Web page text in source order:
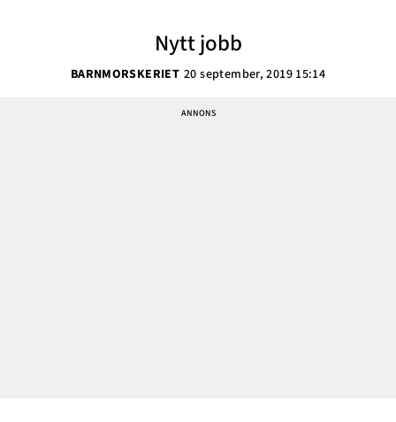
Nytt jobb
BARNMORSKERIET 20 september, 2019 15:14